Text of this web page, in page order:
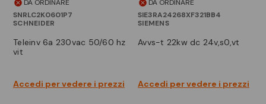
DA ORDINARE
SNRLC2K0601P7
SCHNEIDER
teleinv 6a 230vac 50/60 hz
vit
Accedi per vedere i prezzi
DA ORDINARE
SIE3RA24268XF321BB4
SIEMENS
avvs-t 22kw dc 24v,s0,vt
Accedi per vedere i prezzi